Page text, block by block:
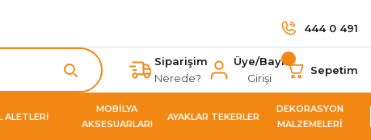
444 0 491
Siparişim
Nerede?
Üye/Bayi
Girişi
Sepetim
ALETLERİ
MOBİLYA
AKSESUARLARI
AYAKLAR TEKERLER
DEKORASYON
MALZEMELERİ